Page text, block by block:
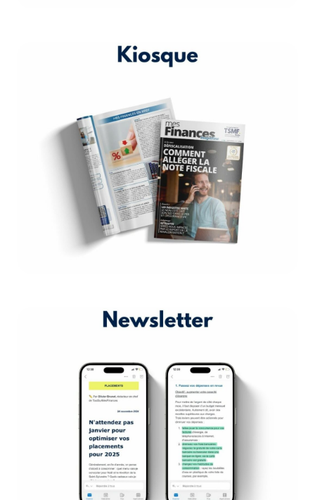
Kiosque
Nous éditons un magazine et des
guides sur les finances personnelles
disponibles en ligne et chez nos
partenaires.
DÉCOUVREZ LE KIOSQUE
Newsletter
Chaque semaine, notre newsletter, lue
par + 10 000 personnes, offre des
conseils pratiques sur les finances
personnelles.
DEVENEZ SPONSOR